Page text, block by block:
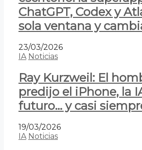
ChatGPT, Codex y
sola ventana y
23/03/2026
IA Noticias
Ray Kurzweil: El
predijo el iPhone, la
futuro… y casi
19/03/2026
IA Noticias